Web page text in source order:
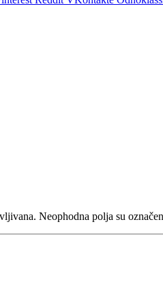
Neophodna polja su